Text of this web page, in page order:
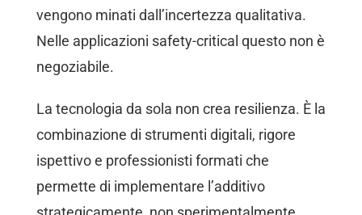
vengono minati dall’incertezza qualitativa.
Nelle applicazioni safety-critical questo non è
negoziabile.
La tecnologia da sola non crea resilienza. È la
combinazione di strumenti digitali, rigore
ispettivo e professionisti formati che
permette di implementare l’additivo